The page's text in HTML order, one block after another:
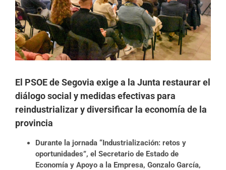
El PSOE de Segovia exige a la Junta restaurar el
diálogo social y medidas efectivas para
reindustrializar y diversificar la economía de la
provincia
Durante la jornada “Industrialización: retos y
oportunidades”, el Secretario de Estado de
Economía y Apoyo a la Empresa, Gonzalo García,